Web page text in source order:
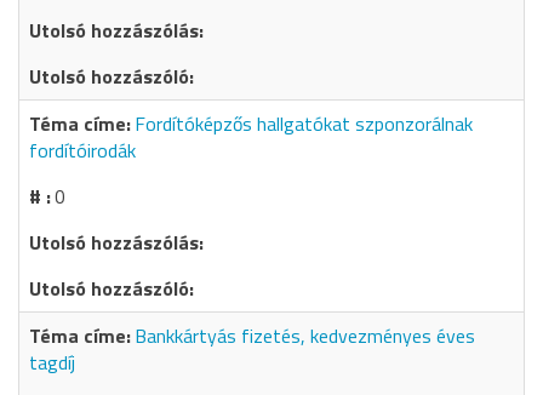
Fordítóképzős hallgatókat szponzorálnak
fordítóirodák
0
Bankkártyás fizetés, kedvezményes éves
tagdíj